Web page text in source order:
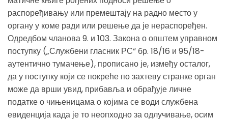
распоређивању или премештају на радно место у
органу у коме ради или решење да је нераспоређен.
Одредбом чланова 9. и 103. Закона о општем управном
поступку („Службени гласник РС“ бр. 18/16 и 95/18-
аутентично тумачење), прописано је, између осталог,
да у поступку који се покреће по захтеву странке орган
може да врши увид, прибавља и обрађује личне
податке о чињеницама о којима се води службена
евиденција када је то неопходно за одлучивање, осим